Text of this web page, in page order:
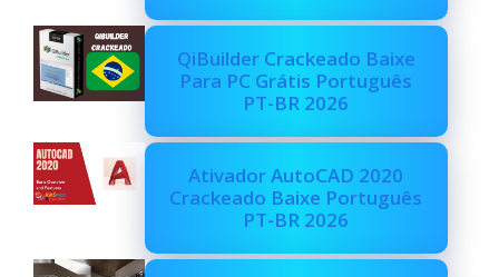
QiBuilder Crackeado Baixe
Para PC Grátis Português
PT-BR 2026
Ativador AutoCAD 2020
Crackeado Baixe Português
PT-BR 2026